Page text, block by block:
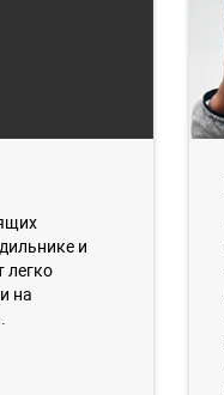
и
легко
на